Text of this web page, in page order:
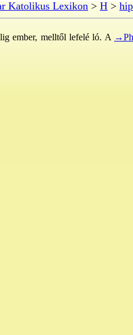
Katolikus Lexikon> H>
ember, melltől lefelé ló. A